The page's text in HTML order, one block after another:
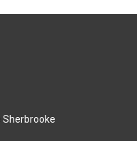
Sherbrooke